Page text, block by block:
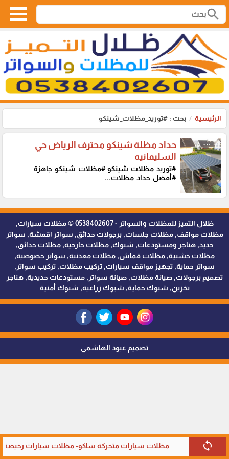
search
الرئيسية بحث : #توريد_مظلات_شينكو
sync مظلات سيارات متحركة ساكو- مظلات سيارات رخيصة
حداد مظلة شينكو محترف الرياض حي
السليمانيه
#توريد_مظلات_شينكو#مظلات_شينكو_جاهزة
#أفضل_حداد_مظلات...
ظلال التميز للمظلات والسواتر - 0538402607 © مظلات سيارات,
مظلات مواقف, مظلات جلسات, برجولات حدائق, سواتر اقمشة, سواتر
حديد, هناجر ومستودعات, شبوك, مظلات خارجية, مظلات حدائق,
مظلات خشبية, مظلات قماش, مظلات معدنية, سواتر خصوصية,
سواتر حماية, تجهيز مواقف سيارات, تركيب مظلات, تركيب سواتر,
تصميم برجولات, صيانة مظلات, صيانة سواتر, مستودعات حديدية, هناجر
تخزين, شبوك حماية, شبوك زراعية, شبوك أمنية
تصميم عبود الهاشمي